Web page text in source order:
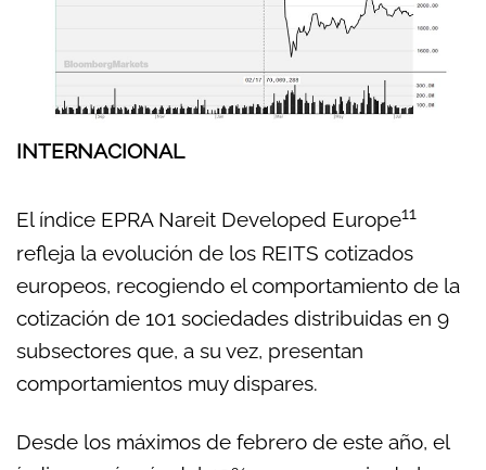
INTERNACIONAL
El índice EPRA Nareit Developed Europe11
refleja la evolución de los REITS cotizados
europeos, recogiendo el comportamiento de la
cotización de 101 sociedades distribuidas en 9
subsectores que, a su vez, presentan
comportamientos muy dispares.
Desde los máximos de febrero de este año, el